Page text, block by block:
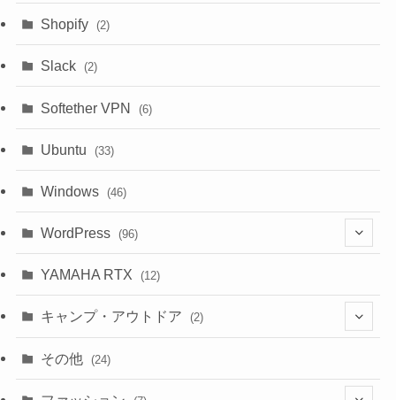
(1)
(3)
Shopify (2)
Slack (2)
Softether VPN (6)
Ubuntu (33)
Windows (46)
WordPress (96)
(10)
YAMAHA RTX (12)
キャンプ・アウトドア (2)
(1)
(1)
その他 (24)